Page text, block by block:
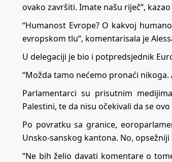
ovako završiti. Imate našu riječ”,
“Humanost Evrope? O kakvoj
evropskom tlu“, komentarisala je
U delegaciji je bio i potpredsjednik
“Možda tamo nećemo pronaći
Parlamentarci su prisutnim
Palestini, te da nisu očekivali da se
Po povratku sa granice,
Unsko-sanskog kantona. No,
“Ne bih želio davati komentare o